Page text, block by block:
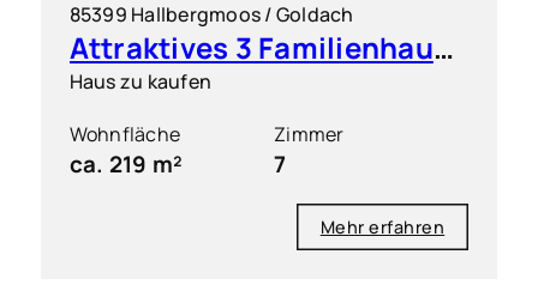
85399 Hallbergmoos / Goldach
Attraktives 3 Familienhaus in ruhiger Lage
Haus zu kaufen
Wohnfläche
ca. 219 m²
Zimmer
7
Mehr erfahren